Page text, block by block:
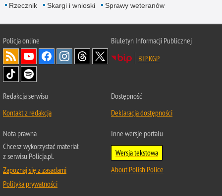
Rzecznik Skargi i wnioski Sprawy weteranów
Policjaonline
Biuletyn Informacji Publicznej
BIP KGP
Redakcja serwisu
Kontakt z redakcją
Dostępność
Deklaracja dostępności
Nota prawna
Chcesz wykorzystać materiał
z serwisu Policja.pl.
Zapoznaj się z zasadami
Polityka prywatności
Inne wersje portalu
Wersja tekstowa
About Polish Police